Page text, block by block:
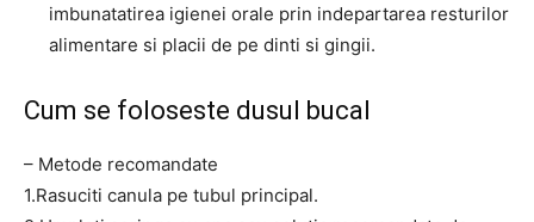
imbunatatirea igienei orale prin indepartarea resturilor
alimentare si placii de pe dinti si gingii.
Cum se foloseste dusul bucal
– Metode recomandate
1.Rasuciti canula pe tubul principal.